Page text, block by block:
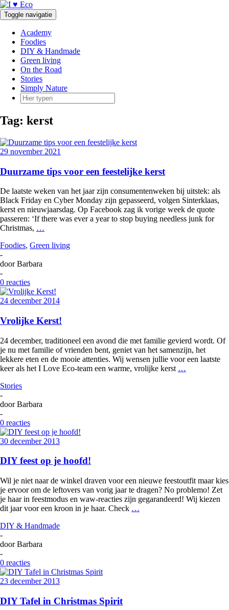
Doorgaan
naar
inhoud
Toggle navigatie
Academy
Foodies
DIY & Handmade
Green living
On the Road
Stories
Simply Nature
Tag: kerst
29 november 2021
Duurzame tips voor een feestelijke kerst
De laatste weken van het jaar zijn consumentenweken bij uitstek: als
Black Friday en Cyber Monday zijn gepasseerd, volgen Sinterklaas,
kerst en nieuwjaarsdag. Op Facebook zag ik vorige week de quote
passeren: ‘If there was ever a year to stop buying needless junk for
Christmas, …
Foodies, Green living
-
doorBarbara
-
0 reacties
24 december 2014
Vrolijke Kerst!
24 december, traditioneel een avond die met familie gevierd wordt. Of
je nu met familie of vrienden bent, geniet van het samenzijn, het
lekkere eten en de mooie attenties. Wij wensen jullie voor een laatste
keer als het I Love Eco-team een warme, vrolijke kerst …
Stories
-
doorBarbara
-
0 reacties
30 december 2013
DIY feest op je hoofd!
Wil je niet naar de winkel draven voor een nieuwe feestoutfit maar kies
je ervoor om de leftovers van vorig jaar te dragen? No problemo! Zet
je haar in feestmodus en waw-reacties zijn gegarandeerd! Wij kiezen
dit jaar voor een kroon in je haar. Check …
DIY & Handmade
-
doorBarbara
-
0 reacties
23 december 2013
DIY Tafel in Christmas Spirit